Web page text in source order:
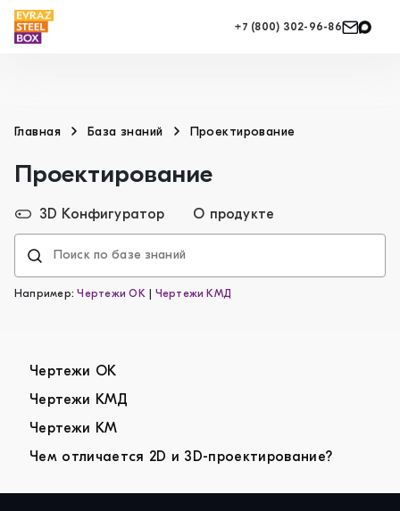
+7 (800) 302-96-86
Главная База знаний Проектирование
Проектирование
3D Конфигуратор О продукте
Например:Чертежи ОК| Чертежи КМД
Чертежи ОК
Чертежи КМД
Чертежи КМ
Чем отличается 2D и 3D-проектирование?